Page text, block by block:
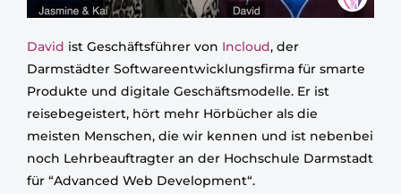
David ist Geschäftsführer von Incloud, der
Darmstädter Softwareentwicklungsfirma für smarte
Produkte und digitale Geschäftsmodelle. Er ist
reisebegeistert, hört mehr Hörbücher als die
meisten Menschen, die wir kennen und ist nebenbei
noch Lehrbeauftragter an der Hochschule Darmstadt
für “Advanced Web Development“.